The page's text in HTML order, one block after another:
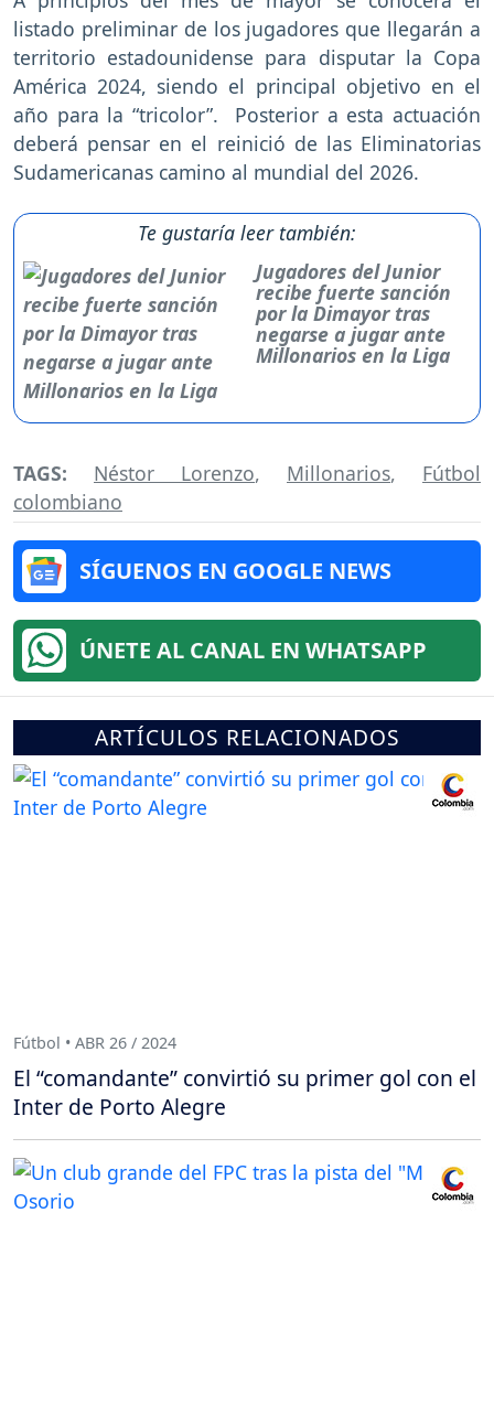
listado preliminar de los jugadores que llegarán a
territorio estadounidense para disputar la Copa
América 2024, siendo el principal objetivo en el
año para la “tricolor”. Posterior a esta actuación
deberá pensar en el reinició de las Eliminatorias
Sudamericanas camino al mundial del 2026.
Te gustaría leer también:
Jugadores del Junior
recibe fuerte sanción
por la Dimayor tras
negarse a jugar ante
Millonarios en la Liga
TAGS: Néstor Lorenzo, Millonarios, Fútbol
colombiano
SÍGUENOS EN GOOGLE NEWS
ÚNETE AL CANAL EN WHATSAPP
ARTÍCULOS RELACIONADOS
Fútbol • ABR 26 / 2024
El “comandante” convirtió su primer gol con el
Inter de Porto Alegre